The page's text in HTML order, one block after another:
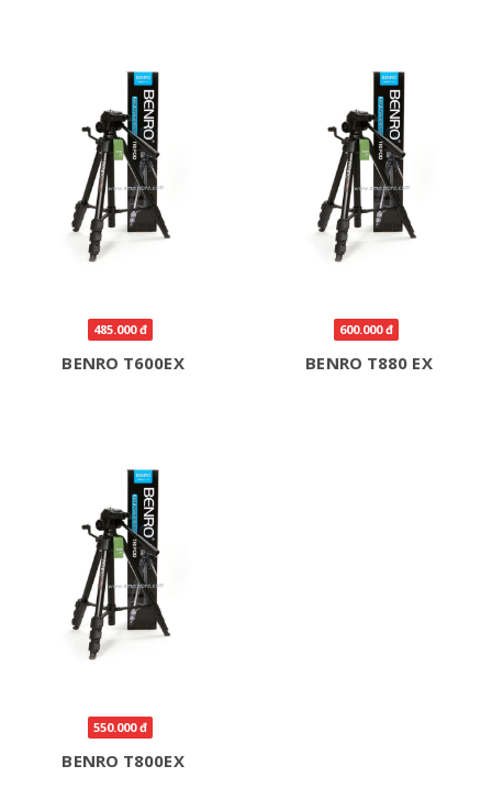
485.000 đ
BENRO T600EX
600.000 đ
BENRO T880 EX
550.000 đ
BENRO T800EX